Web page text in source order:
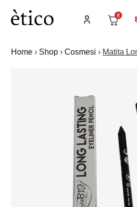
0
Home › Shop ›Cosmesi › Matita